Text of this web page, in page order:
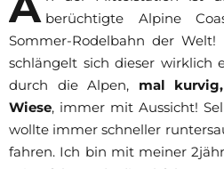
berüchtigte Alpine
Sommer-Rodelbahn der Welt!
schlängelt sich dieser wirklich
durch die Alpen, mal
Wiese, immer mit Aussicht!
wollte immer schneller
fahren. Ich bin mit meiner